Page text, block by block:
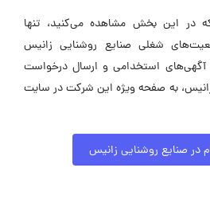
در این بخش مشاهده می‌کنید، تنها
شغلی صنایع روشنایی زانیس
آگهی‌های استخدامی و ارسال درخواست
به صفحه ویژه این شرکت در سایت
صنایع روشنایی زانیس